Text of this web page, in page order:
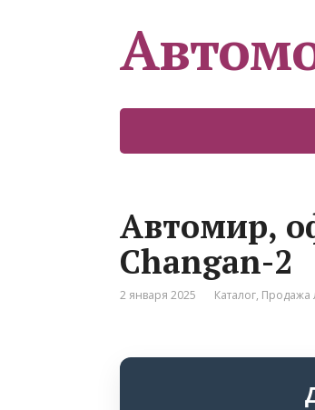
Автомир,
Changan-2
2 января 2025 Каталог, Продажа